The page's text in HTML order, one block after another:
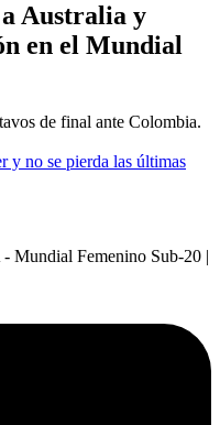
Australia y
en el Mundial
de final ante Colombia.
y no se pierda las últimas
Mundial Femenino Sub-20 |